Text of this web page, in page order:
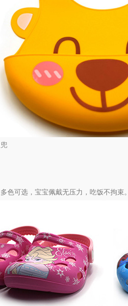
色可选，宝宝佩戴无压力，吃饭不拘束。